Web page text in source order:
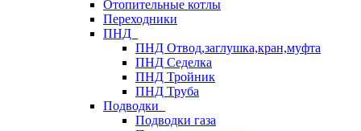
Отопительные котлы
Переходники
ПНД
ПНД Отвод,заглушка,кран,муфта
ПНД Седелка
ПНД Тройник
ПНД Труба
Подводки
Подводки газа